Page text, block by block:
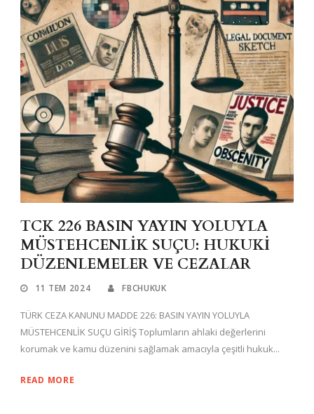
TCK 226 BASIN YAYIN YOLUYLA
MÜSTEHCENLİK SUÇU: HUKUKİ
DÜZENLEMELER VE CEZALAR
11 TEM 2024 FBCHUKUK
TÜRK CEZA KANUNU MADDE 226: BASIN YAYIN YOLUYLA
MÜSTEHCENLİK SUÇU GİRİŞ Toplumların ahlaki değerlerini
korumak ve kamu düzenini sağlamak amacıyla çeşitli hukuk...
READ MORE